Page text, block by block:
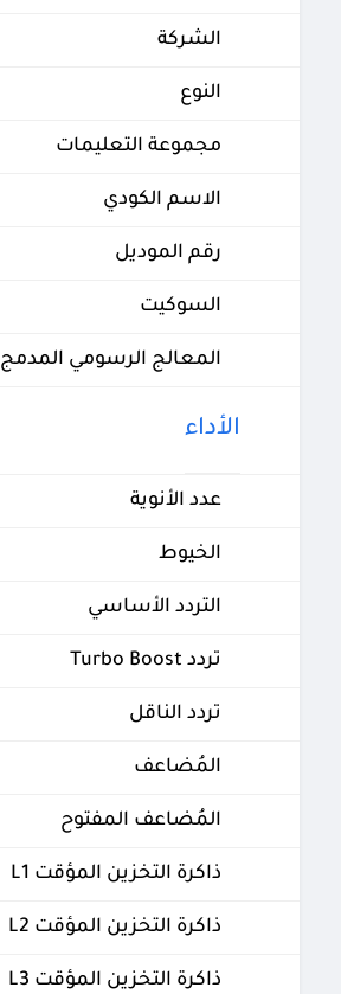
الشركة
النوع
مجموعة التعليمات
الاسم الكودي
رقم الموديل
السوكيت
المعالج الرسومي المدمج
الأداء
عدد الأنوية
الخيوط
التردد الأساسي
تردد Turbo Boost
تردد الناقل
المُضاعف
المُضاعف المفتوح
ذاكرة التخزين المؤقت L1
ذاكرة التخزين المؤقت L2
ذاكرة التخزين المؤقت L3